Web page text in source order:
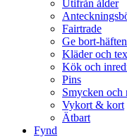
Utifrån ålder
Fairtrade
Ge bort-häften
Kläder och
Kök och
Pins
Smycken och
Vykort & kort
Ätbart
Fynd